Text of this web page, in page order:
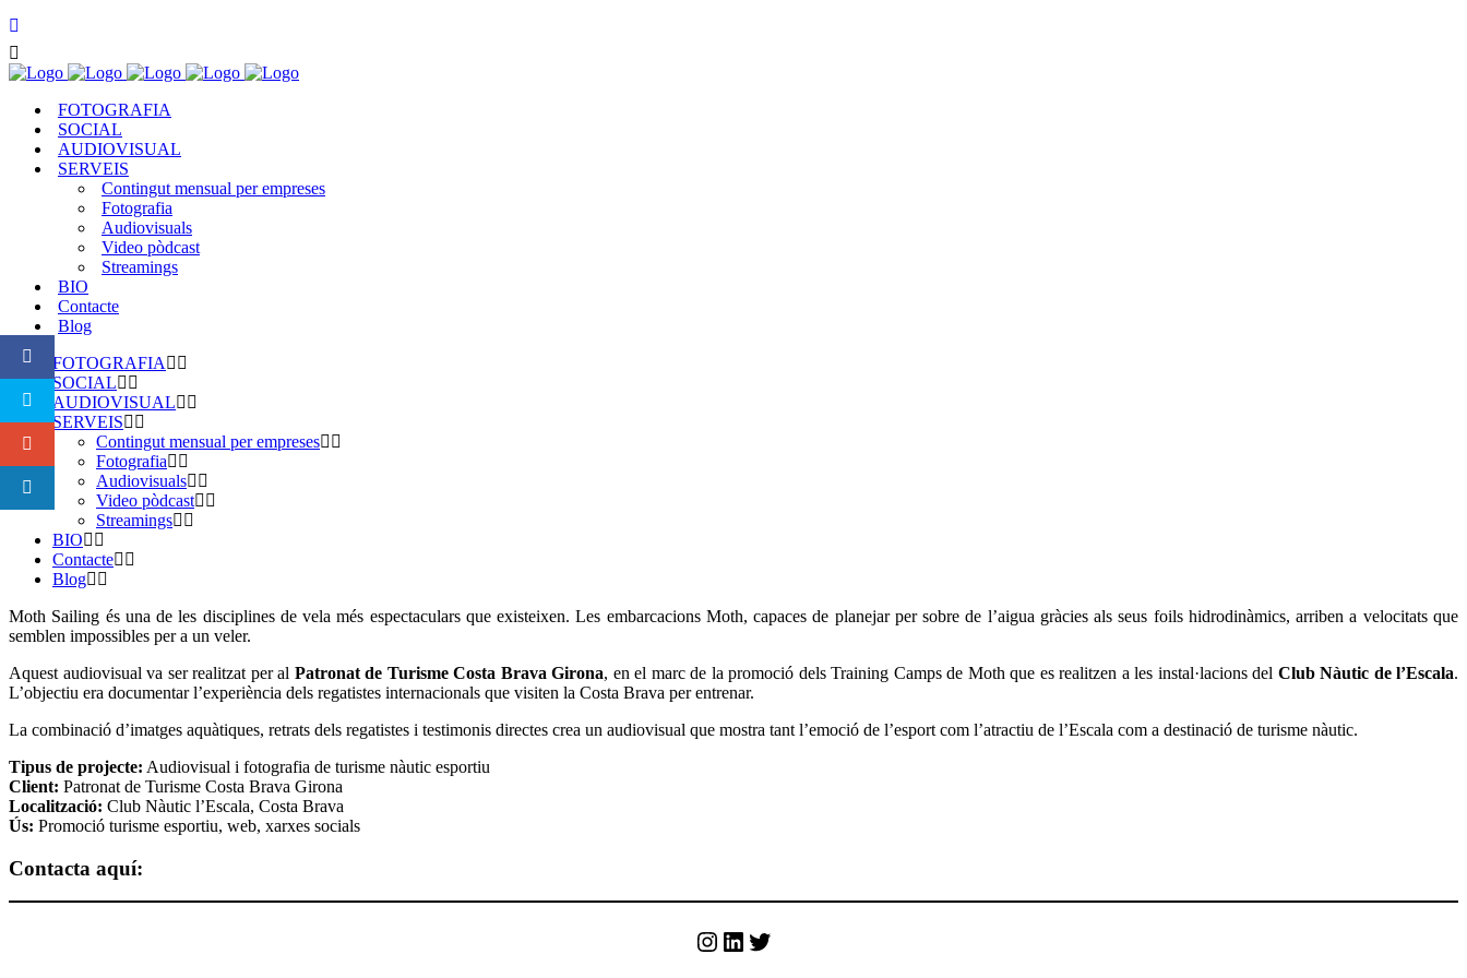
FOTOGRAFIA
SOCIAL
AUDIOVISUAL
SERVEIS
Contingut mensual per empreses
Fotografia
Audiovisuals
Video pòdcast
Streamings
BIO
Contacte
Blog
FOTOGRAFIA
SOCIAL
AUDIOVISUAL
SERVEIS
Contingut mensual per empreses
Fotografia
Audiovisuals
Video pòdcast
Streamings
BIO
Contacte
Blog
Moth Sailing és una de les disciplines de vela més espectaculars que existeixen. Les embarcacions Moth, capaces de planejar per sobre de l’aigua gràcies als seus foils hidrodinàmics, arriben a velocitats que
semblen impossibles per a un veler.
Aquest audiovisual va ser realitzat per al Patronat de Turisme Costa Brava Girona, en el marc de la promoció dels Training Camps de Moth que es realitzen a les instal·lacions del Club Nàutic de l’Escala.
L’objectiu era documentar l’experiència dels regatistes internacionals que visiten la Costa Brava per entrenar.
La combinació d’imatges aquàtiques, retrats dels regatistes i testimonis directes crea un audiovisual que mostra tant l’emoció de l’esport com l’atractiu de l’Escala com a destinació de turisme nàutic.
Tipus de projecte: Audiovisual i fotografia de turisme nàutic esportiu
Client: Patronat de Turisme Costa Brava Girona
Localització: Club Nàutic l’Escala, Costa Brava
Ús: Promoció turisme esportiu, web, xarxes socials
Contacta aquí:
Instagram
LinkedIn
Twitter